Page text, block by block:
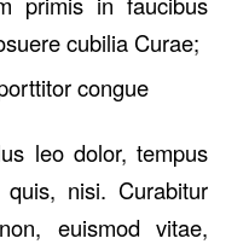
cubilia Curae;
congue
leo dolor, tempus
nisi. Curabitur
euismod vitae,